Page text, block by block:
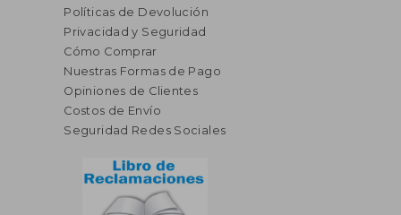
Políticas de Devolución
Privacidad y Seguridad
Cómo Comprar
Nuestras Formas de Pago
Opiniones de Clientes
Costos de Envío
Seguridad Redes Sociales